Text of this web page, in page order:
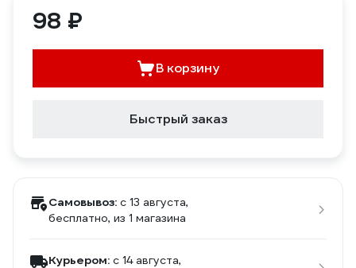
98 ₽
В корзину
Быстрый заказ
Самовывоз: c 13 августа,
бесплатно, из 1 магазина
Курьером: c 14 августа,